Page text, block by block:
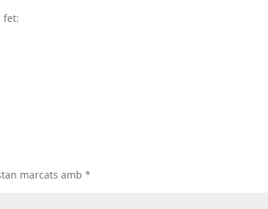
fet:
marcats amb*